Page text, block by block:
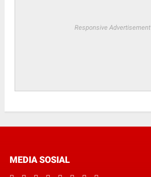
Responsive Advertisement
MEDIA SOSIAL